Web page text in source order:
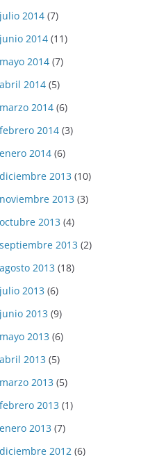
julio 2014 (7)
junio 2014 (11)
mayo 2014 (7)
abril 2014 (5)
marzo 2014 (6)
febrero 2014 (3)
enero 2014 (6)
diciembre 2013 (10)
noviembre 2013 (3)
octubre 2013 (4)
septiembre 2013 (2)
agosto 2013 (18)
julio 2013 (6)
junio 2013 (9)
mayo 2013 (6)
abril 2013 (5)
marzo 2013 (5)
febrero 2013 (1)
enero 2013 (7)
diciembre 2012 (6)